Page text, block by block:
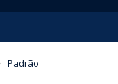
Padrão